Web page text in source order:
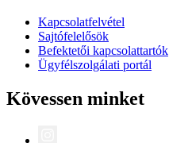
Kapcsolatfelvétel
Sajtófelelősök
Befektetői kapcsolattartók
Ügyfélszolgálati portál
Kövessen minket